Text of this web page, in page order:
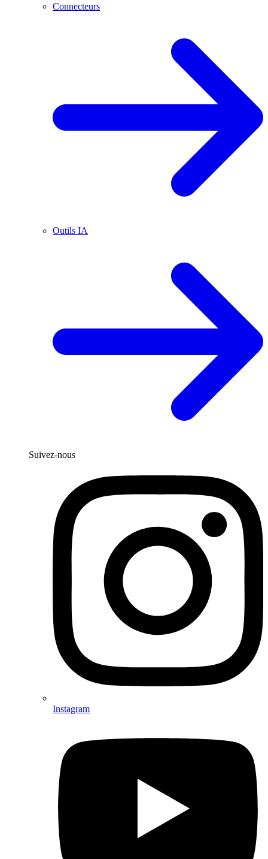
Connecteurs
Outils IA
Suivez-nous
Instagram